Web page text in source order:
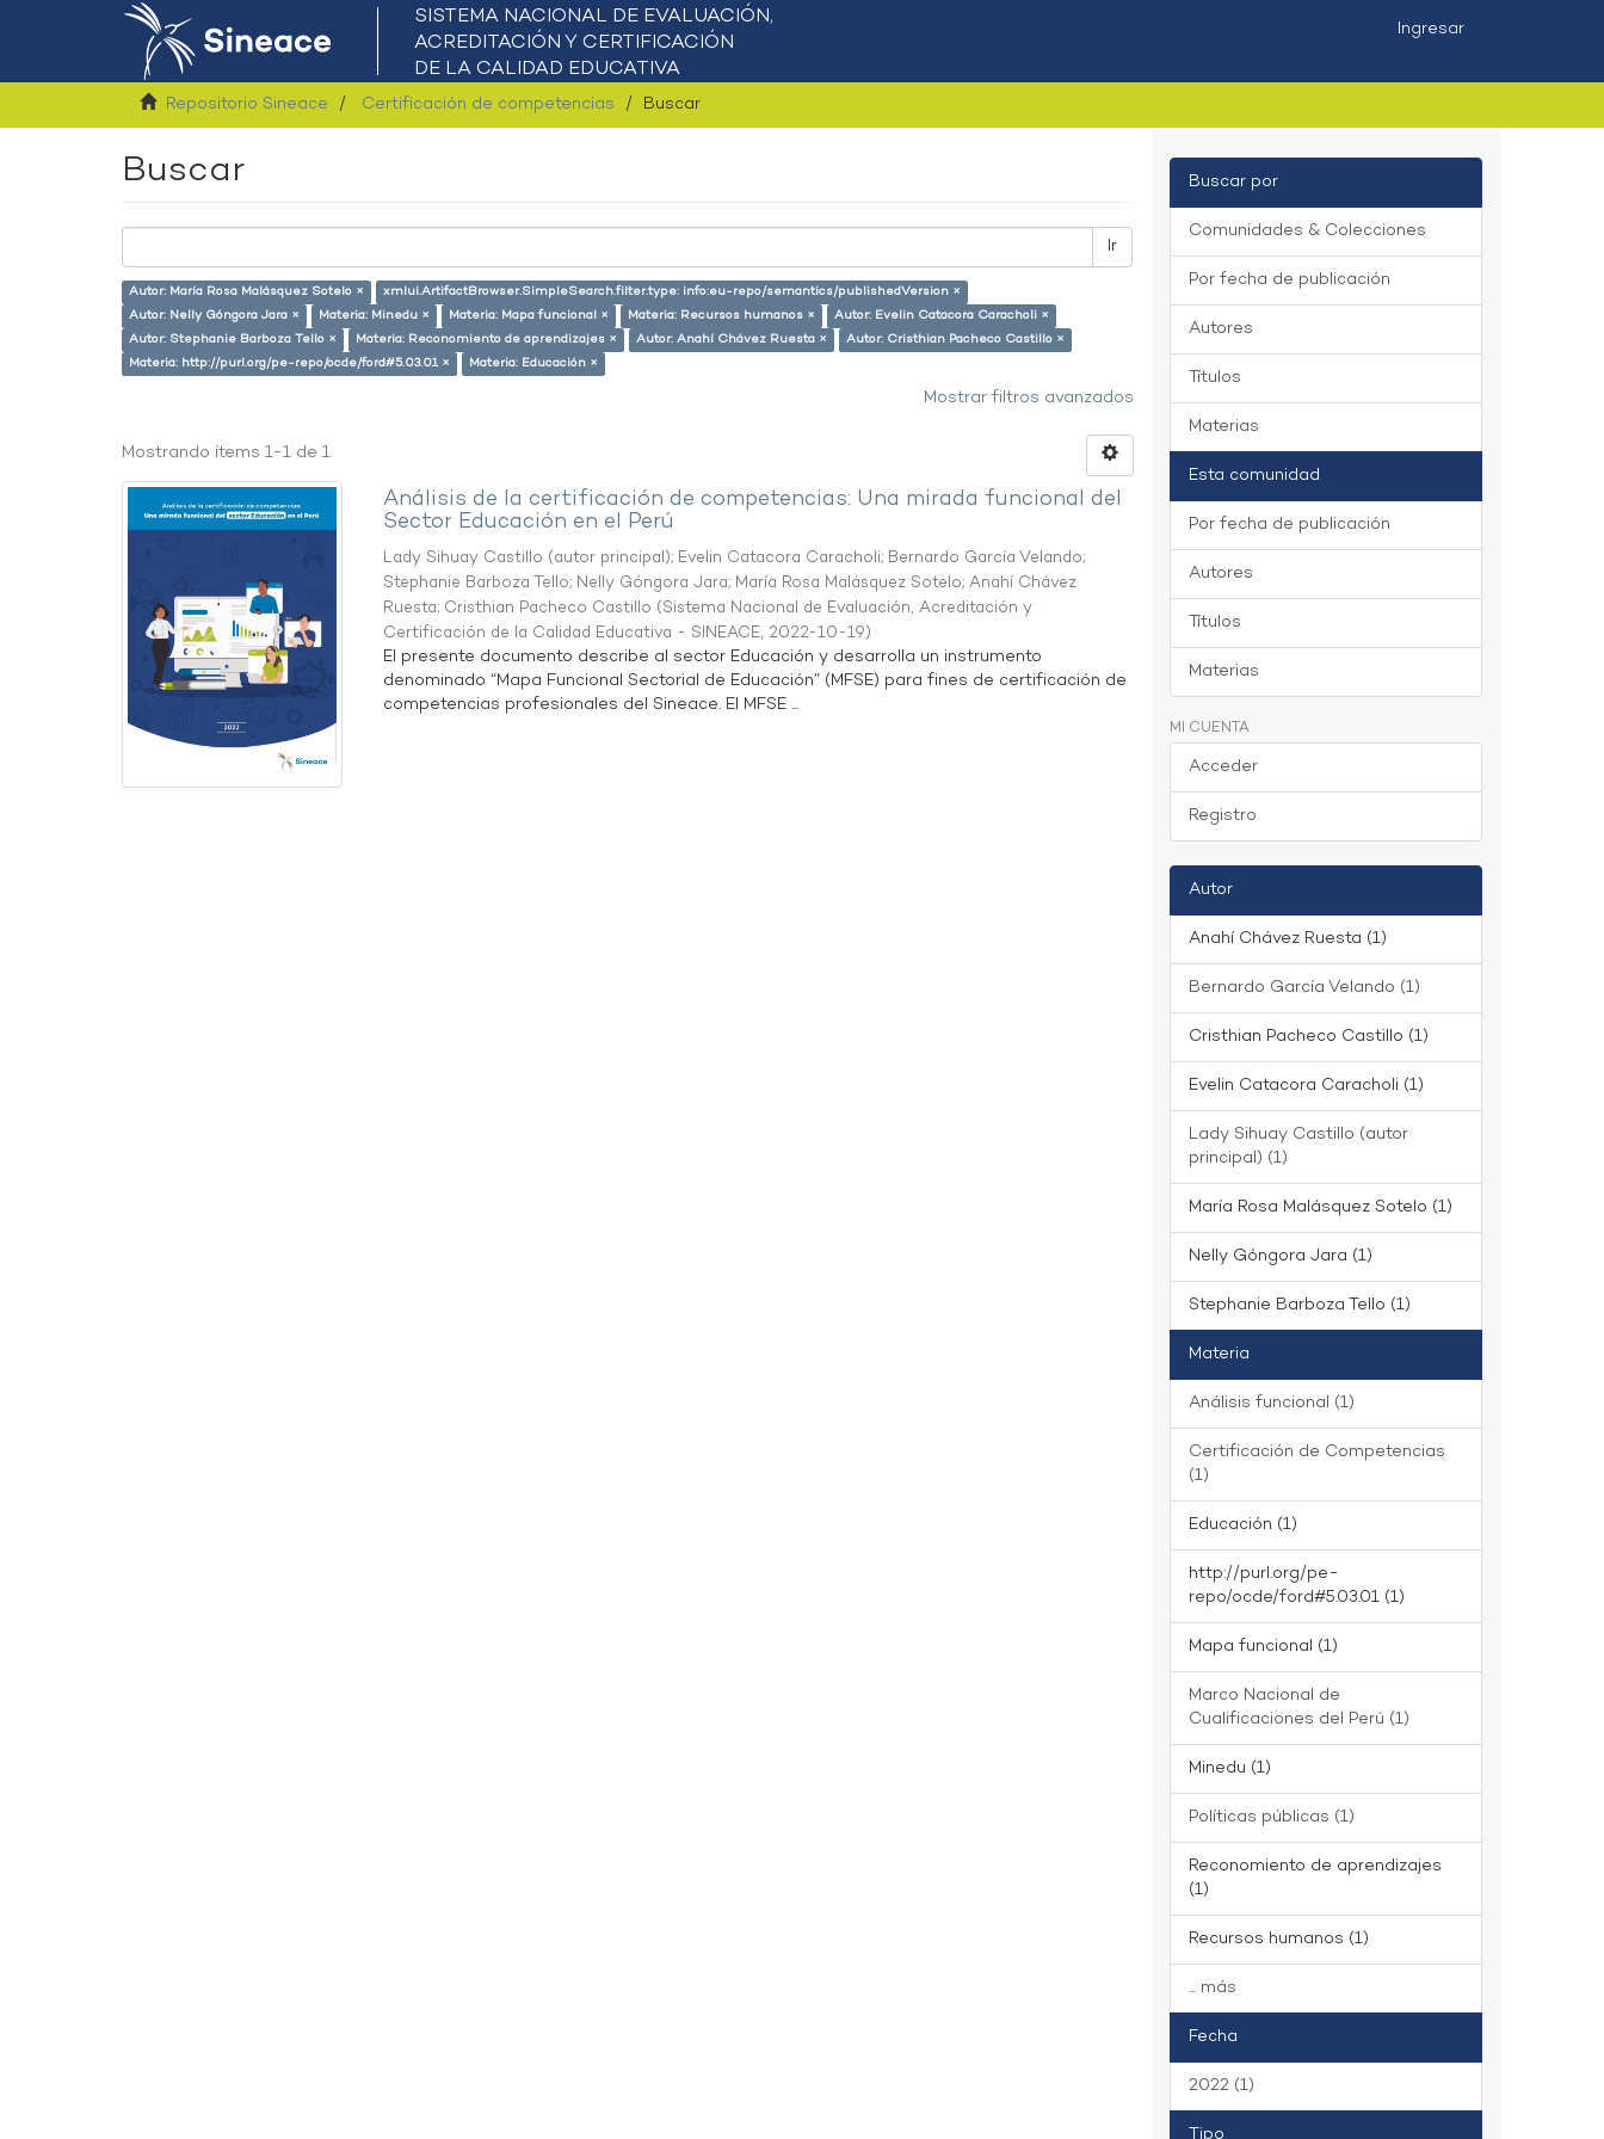
Ingresar
Repositorio Sineace Certificación de competencias Buscar
Buscar
Ir
Autor: María Rosa Malásquez Sotelo ×
xmlui.ArtifactBrowser.SimpleSearch.filter.type: info:eu-repo/semantics/publishedVersion ×
Autor: Nelly Góngora Jara ×
Materia: Minedu × Materia: Mapa funcional × Materia: Recursos humanos ×
Autor: Evelin Catacora Caracholi ×
Autor: Stephanie Barboza Tello ×
Materia: Reconomiento de aprendizajes × Autor: Anahí Chávez Ruesta ×
Autor: Cristhian Pacheco Castillo ×
Materia: http://purl.org/pe-repo/ocde/ford#5.03.01 ×
Materia: Educación ×
Mostrar filtros avanzados
Mostrando ítems 1-1 de 1
Análisis de la certificación de competencias: Una mirada funcional del
Sector Educación en el Perú
Lady Sihuay Castillo (autor principal); Evelin Catacora Caracholi; Bernardo García Velando;
Stephanie Barboza Tello; Nelly Góngora Jara; María Rosa Malásquez Sotelo;Anahí Chávez
Ruesta; Cristhian Pacheco Castillo (Sistema Nacional de Evaluación, Acreditación y
Certificación de la Calidad Educativa - SINEACE, 2022-10-19)
El presente documento describe al sector Educación y desarrolla un instrumento
denominado “Mapa Funcional Sectorial de Educación” (MFSE) para fines de certificación de
competencias profesionales del Sineace. El MFSE ...
Buscar por
Comunidades & Colecciones
Por fecha de publicación
Autores
Títulos
Materias
Esta comunidad
Por fecha de publicación
Autores
Títulos
Materias
MI CUENTA
Acceder
Registro
Autor
Anahí Chávez Ruesta (1)
Bernardo García Velando (1)
Cristhian Pacheco Castillo (1)
Evelin Catacora Caracholi (1)
Lady Sihuay Castillo (autor
principal) (1)
María Rosa Malásquez Sotelo (1)
Nelly Góngora Jara (1)
Stephanie Barboza Tello (1)
Materia
Análisis funcional (1)
Certificación de Competencias
(1)
Educación (1)
http://purl.org/pe-
repo/ocde/ford#5.03.01 (1)
Mapa funcional (1)
Marco Nacional de
Cualificaciones del Perú (1)
Minedu (1)
Políticas públicas (1)
Reconomiento de aprendizajes
(1)
Recursos humanos (1)
... más
Fecha
2022 (1)